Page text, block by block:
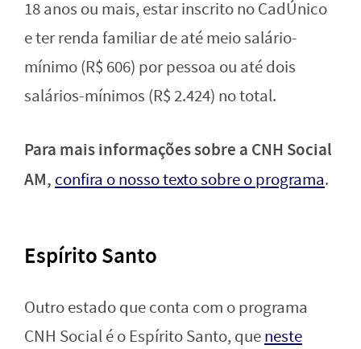
18 anos ou mais, estar inscrito no CadÚnico
e ter renda familiar de até meio salário-
mínimo (R$ 606) por pessoa ou até dois
salários-mínimos (R$ 2.424) no total.
Para mais informações sobre a CNH Social
AM, confira o nosso texto sobre o programa.
Espírito Santo
Outro estado que conta com o programa
CNH Social é o Espírito Santo, queneste